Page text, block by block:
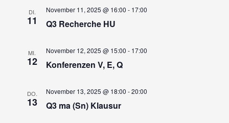
DI.
11 Q3 Recherche HU
November 11, 2025 @ 16:00 - 17:00
MI.
12 Konferenzen V, E, Q
November 12, 2025 @ 15:00 - 17:00
DO.
13 Q3 ma (Sn) Klausur
November 13, 2025 @ 18:00 -20:00